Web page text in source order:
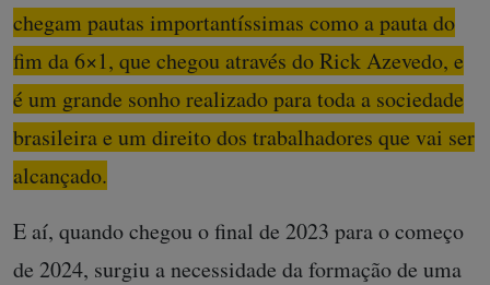
chegam pautas importantíssimas como a pauta do
fim da 6×1, que chegou através do Rick Azevedo, e
é um grande sonho realizado para toda a sociedade
brasileira e um direito dos trabalhadores que vai ser
alcançado.
E aí, quando chegou o final de 2023 para o começo
de 2024, surgiu a necessidade da formação de uma